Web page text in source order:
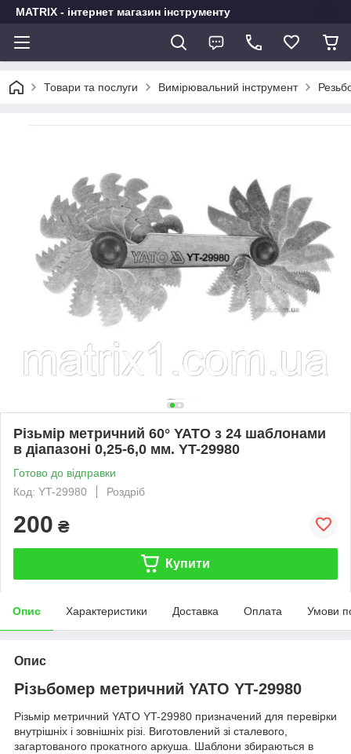
MATRIX - інтернет магазин інструменту
Товари та послуги Вимірювальний інструмент
Різьмір метричний 60° YATO з 24 шаблонами
в діапазоні 0,25-6,0 мм. YT-29980
Готово до відправки
Код: YT-29980
Роздріб
200 ₴
Купити
Опис Характеристики Доставка Оплата Умови
Опис
Різьбомер метричний YATO YT-29980
Різьмір метричний YATO YT-29980 призначений для перевірки
внутрішніх і зовнішніх різі. Виготовлений зі сталевого,
загартованого прокатного аркуша. Шаблони збираються в